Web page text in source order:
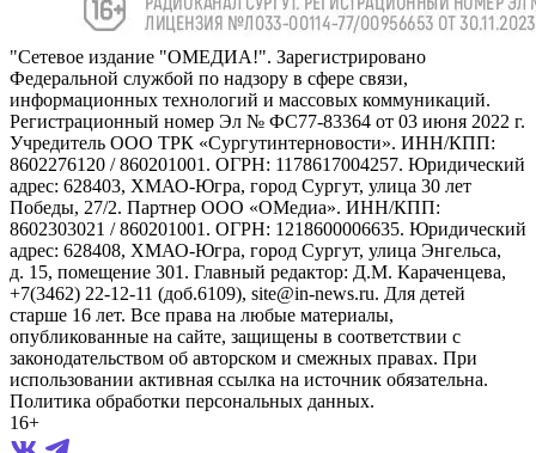
"Сетевое издание "ОМЕДИА!". Зарегистрировано
Федеральной службой по надзору в сфере связи,
информационных технологий и массовых коммуникаций.
Регистрационный номер Эл № ФС77-83364 от 03 июня 2022 г.
Учредитель ООО ТРК «Сургутинтерновости». ИНН/КПП:
8602276120 / 860201001. ОГРН: 1178617004257. Юридический
адрес: 628403, ХМАО-Югра, город Сургут, улица 30 лет
Победы, 27/2. Партнер ООО «ОМедиа». ИНН/КПП:
8602303021 / 860201001. ОГРН: 1218600006635. Юридический
адрес: 628408, ХМАО-Югра, город Сургут, улица Энгельса,
д. 15, помещение 301. Главный редактор: Д.М. Караченцева,
+7(3462) 22-12-11 (доб.6109), site@in-news.ru. Для детей
старше 16 лет. Все права на любые материалы,
опубликованные на сайте, защищены в соответствии с
законодательством об авторском и смежных правах. При
использовании активная ссылка на источник обязательна.
Политика обработки персональных данных.
16+